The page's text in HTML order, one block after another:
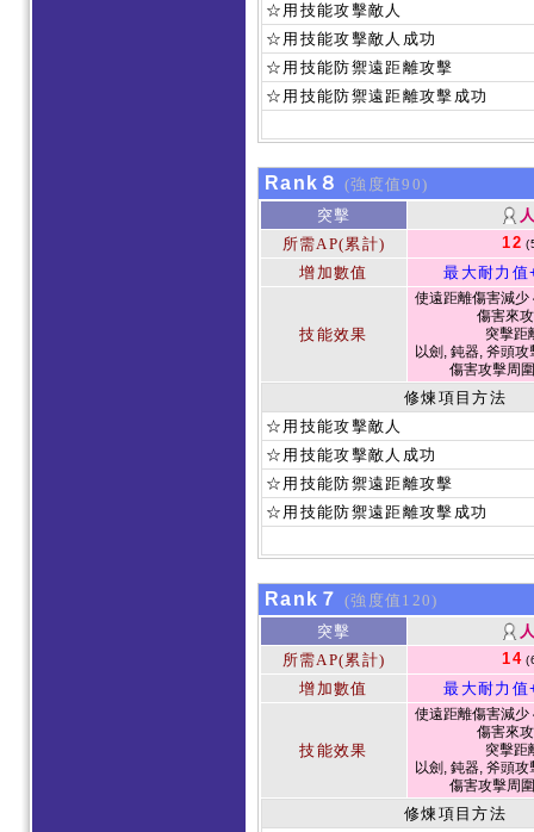
☆用技能攻擊敵人
☆用技能攻擊敵人成功
☆用技能防禦遠距離攻擊
☆用技能防禦遠距離攻擊成功
Rank８
(強度值90)
突擊
所需AP(累計)
12
增加數值 最大耐力值
技能效果
使遠距離傷害減
傷害來
突擊距
以劍, 鈍器, 斧頭
傷害攻擊周
修煉項目方法
☆用技能攻擊敵人
☆用技能攻擊敵人成功
☆用技能防禦遠距離攻擊
☆用技能防禦遠距離攻擊成功
Rank７
(強度值120)
突擊
所需AP(累計)
14
增加數值 最大耐力值
技能效果
使遠距離傷害減
傷害來
突擊距
以劍, 鈍器, 斧頭
傷害攻擊周
修煉項目方法